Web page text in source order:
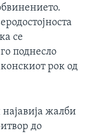
се
поднесло
рок од
жалби
до